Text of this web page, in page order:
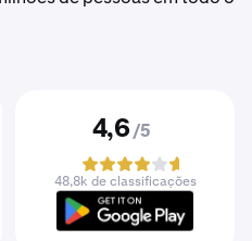
4,6 /5
48,8k de classificações